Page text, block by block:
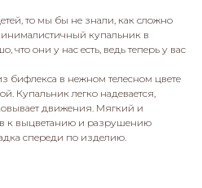
то мы бы не знали, как сложно
купальник в
что они у нас есть, ведь теперь у вас
бифлекса в нежном телесном цвете
Купальник легко надевается,
движения. Мягкий и
к выцветанию и разрушению
спереди по изделию.